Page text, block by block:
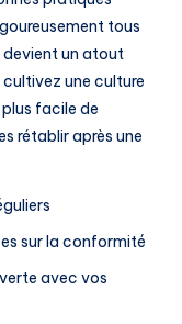
tous
devient un atout
une culture
plus facile de
rétablir après une
sur la conformité
avec vos